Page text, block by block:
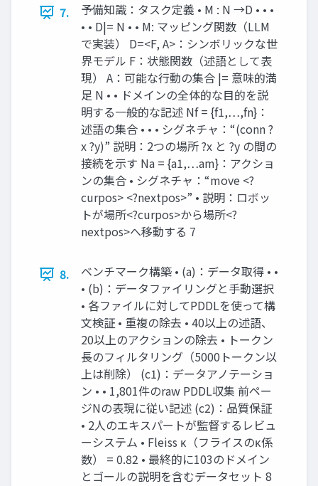
7.
予備知識：タスク定義 • M : N →D • • •
• • D|= N • • M: マッピング関数（LLM
で実装） D=<F, A>：シンボリックな世
界モデル F：状態関数（述語として表
現） A：可能な行動の集合 |= 意味的満
足 N • • ドメインの全体的な目的を説
明する一般的な記述 Nf = {f1,…,fn}：
述語の集合 • • • シグネチャ：“(conn ?
x ?y)” 説明：2つの場所 ?x と ?y の間の
接続を示す Na = {a1,…am}：アクショ
ンの集合 • シグネチャ：“move <?
curpos> <?nextpos>” • 説明：ロボッ
トが場所<?curpos>から場所<?
nextpos>へ移動する 7
8.
ベンチマーク構築 • (a)：データ取得 • •
• (b)：データファイリングと手動選択
• 各ファイルに対してPDDLを使って構
文検証 • 重複の除去 • 40以上の述語、
20以上のアクションの除去 • トークン
長のフィルタリング（5000トークン以
上は削除） (c1)：データアノテーショ
ン • • 1,801件のraw PDDL収集 前ペー
ジNの表現に従い記述 (c2)：品質保証
• 2人のエキスパートが監督するレビュ
ーシステム • Fleiss κ（フライスのκ係
数） = 0.82 • 最終的に103のドメイン
とゴールの説明を含むデータセット 8